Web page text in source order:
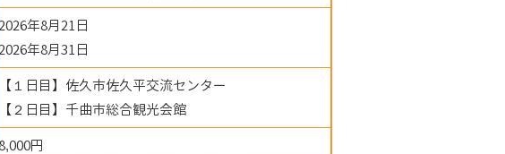
年8月21日
年8月31日
【１日目】佐久市佐久平交流センター
【２日目】千曲市総合観光会館
円